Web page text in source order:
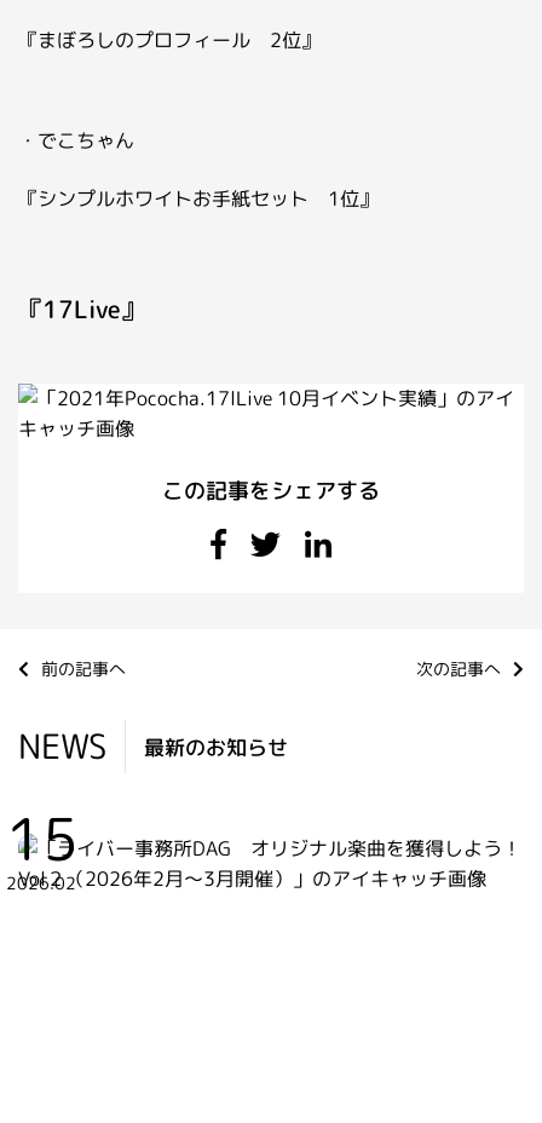
『まぼろしのプロフィール 2位』
・でこちゃん
『シンプルホワイトお手紙セット 1位』
『17Live』
この記事をシェアする
前の記事へ 次の記事へ
NEWS 最新のお知らせ
15
2026.02